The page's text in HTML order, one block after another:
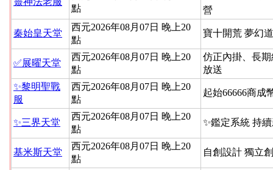
點
營
秦始皇天堂
西元2026年08月07日 晚上20
點
寶十開荒 夢幻
✅展曜天堂
西元2026年08月07日 晚上20
點
仿正內掛、長
放送
✨黎明聖戰
服
西元2026年08月07日 晚上20
點
起始66666商成
✨三界天堂
西元2026年08月07日 晚上20
點
✨鑑定系統 持
基米斯天堂
西元2026年08月07日 晚上20
點
自創設計 獨立